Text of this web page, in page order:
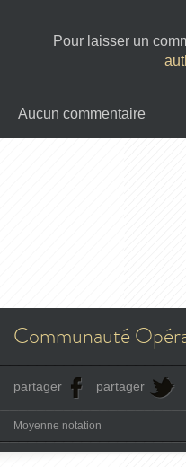
Pour laisser un
Aucun commentaire
Communauté
partager partager
Moyenne notation